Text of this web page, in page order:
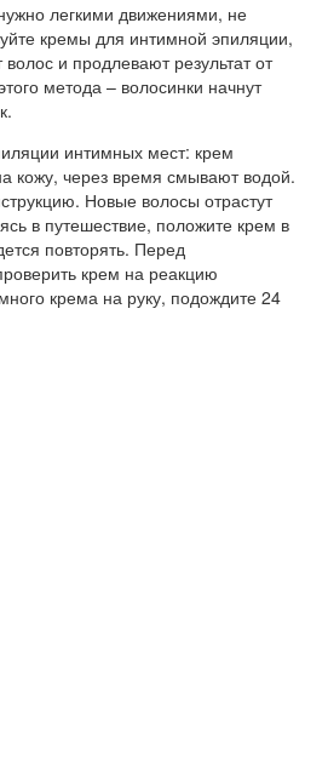
легкими движениями, не
кремы для интимной эпиляции,
и продлевают результат от
метода – волосинки начнут
интимных мест: крем
кожу, через время смывают водой.
Новые волосы отрастут
в путешествие, положите крем в
повторять. Перед
крем на реакцию
крема на руку, подождите 24